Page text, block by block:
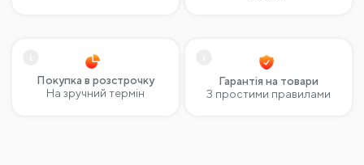
Покупка в розстрочку
На зручний термін
Гарантія на товари
З простими правилами